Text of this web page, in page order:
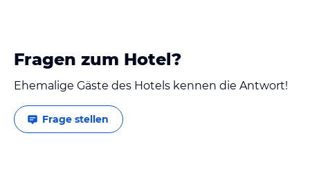
Fragen zum Hotel?
Ehemalige Gäste des Hotels kennen die Antwort!
Frage stellen